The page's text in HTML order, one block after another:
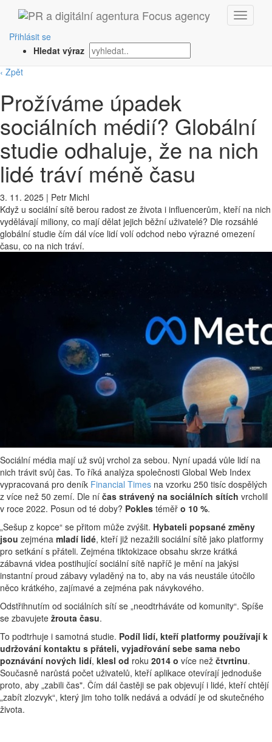
Přihlásit se
Hledat výraz
‹ Zpět
Prožíváme úpadek
sociálních médií? Globální
studie odhaluje, že na nich
lidé tráví méně času
3. 11. 2025 | Petr Michl
Když u sociální sítě berou radost ze života i influencerům, kteří na nich
vydělávají miliony, co mají dělat jejich běžní uživatelé? Dle rozsáhlé
globální studie čím dál více lidí volí odchod nebo výrazné omezení
času, co na nich tráví.
Sociální média mají už svůj vrchol za sebou. Nyní upadá vůle lidí na
nich trávit svůj čas. To říká analýza společnosti Global Web Index
vypracovaná pro deník Financial Times na vzorku 250 tisíc dospělých
z více než 50 zemí. Dle ní čas strávený na sociálních sítích vrcholil
v roce 2022. Posun od té doby? Pokles téměř o 10 %.
„Sešup z kopce“ se přitom může zvýšit. Hybateli popsané změny
jsou zejména mladí lidé, kteří již nezažili sociální sítě jako platformy
pro setkání s přáteli. Zejména tiktokizace obsahu skrze krátká
zábavná videa postihující sociální sítě napříč je mění na jakýsi
instantní proud zábavy vyladěný na to, aby na vás neustále útočilo
něco krátkého, zajímavé a zejména pak návykového.
Odstřihnutím od sociálních sítí se „neodtrháváte od komunity“. Spíše
se zbavujete žrouta času.
To podtrhuje i samotná studie. Podíl lidí, kteří platformy používají k
udržování kontaktu s přáteli, vyjadřování sebe sama nebo
poznávání nových lidí, klesl od roku 2014 o více než čtvrtinu.
Současně narůstá počet uživatelů, kteří aplikace otevírají jednoduše
proto, aby „zabili čas". Čím dál častěji se pak objevují i lidé, kteří chtějí
„zabít zlozvyk“, který jim toho tolik nedává a odvádí je od skutečného
života.